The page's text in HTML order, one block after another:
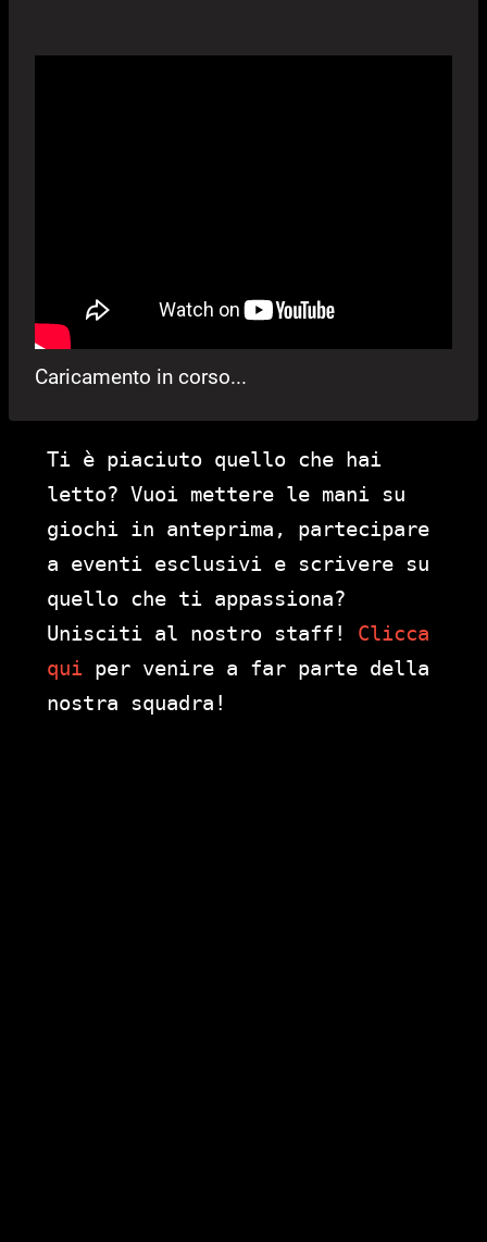
Caricamento in corso...
Ti è piaciuto quello che hai
letto? Vuoi mettere le mani su
giochi in anteprima, partecipare
a eventi esclusivi e scrivere su
quello che ti appassiona?
Unisciti al nostro staff! Clicca
qui per venire a far parte della
nostra squadra!